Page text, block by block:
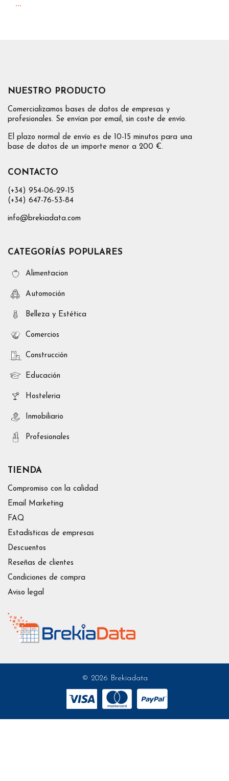
...
NUESTRO PRODUCTO
Comercializamos bases de datos de empresas y
profesionales. Se envían por email, sin coste de envío.
El plazo normal de envío es de 10-15 minutos para una
base de datos de un importe menor a 200 €.
CONTACTO
(+34) 954-06-29-15
(+34) 647-76-53-84
info@brekiadata.com
CATEGORÍAS POPULARES
Alimentacion
Automoción
Belleza y Estética
Comercios
Construcción
Educación
Hosteleria
Inmobiliario
Profesionales
TIENDA
Compromiso con la calidad
Email Marketing
FAQ
Estadísticas de empresas
Descuentos
Reseñas de clientes
Condiciones de compra
Aviso legal
© 2026 Brekiadata